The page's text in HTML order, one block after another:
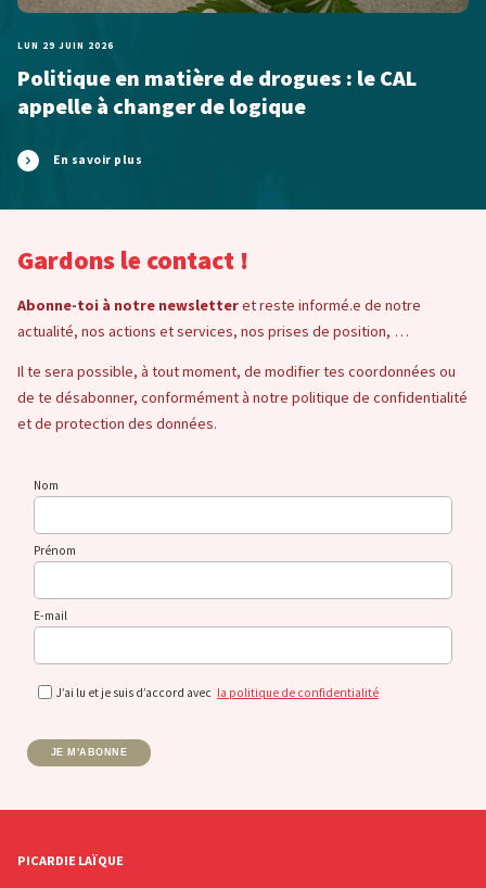
LUN 29 JUIN 2026
Politique en matière de drogues : le CAL
appelle à changer de logique
En savoir plus
Gardons le contact !
Abonne-toi à notre newsletteret reste informé.e de notre
actualité, nos actions et services, nos prises de position, …
Il te sera possible, à tout moment, de modifier tes coordonnées ou
de te désabonner, conformément à notre politique de confidentialité
et de protection des données.
Nom
Prénom
E-mail
J’ai lu et je suis d’accord avec la politique de confidentialité
JE M'ABONNE
PICARDIE LAÏQUE